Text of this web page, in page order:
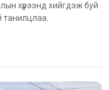
хүрээнд хийгдэж буй
танилцлаа.